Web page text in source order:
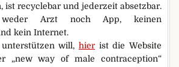
ist recyclebar und jederzeit absetzbar.
Arzt noch App, keinen
kein Internet.
will, hierist die Website
„new way of male contraception“